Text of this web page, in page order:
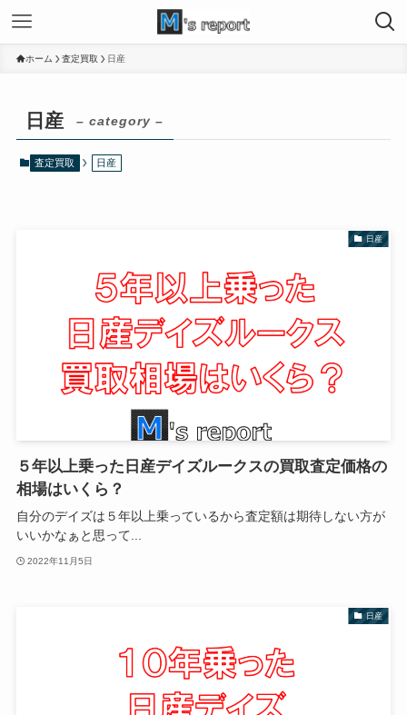
ホーム 査定買取 日産
日産 – category –
査定買取 日産
日産
５年以上乗った日産デイズルークスの買取査定価格の
相場はいくら？
自分のデイズは５年以上乗っているから査定額は期待しない方が
いいかなぁと思って...
2022年11月5日
日産